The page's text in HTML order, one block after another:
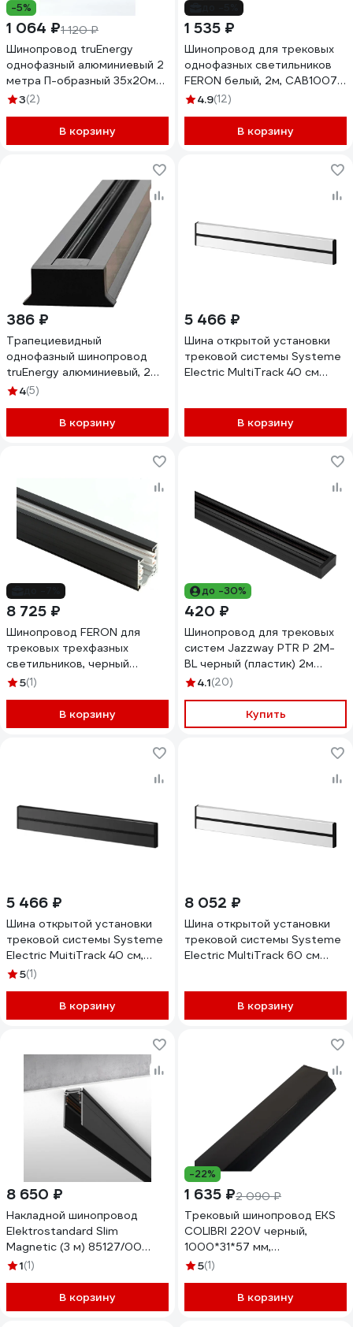
-5%
1 064 ₽1 120 ₽
Шинопровод truEnergy
однофазный алюминиевый 2
метра П-образный 35x20мм
черный 25013
3(2)
В корзину
1 535 ₽
Шинопровод для трековых
однофазных светильников
FERON белый, 2м, CAB1007,
51888
4.9(12)
В корзину
386 ₽
Трапециевидный
однофазный шинопровод
truEnergy алюминиевый, 2
метра, черный 25007
4(5)
В корзину
5 466 ₽
Шина открытой установки
трековой системы Systeme
Electric MultiTrack 40 см
В корзину
8 725 ₽
Шинопровод FERON для
трековых трехфазных
светильников, черный
матовый, 3м, Ш3000-2М
5(1)
В корзину
до -30%
420 ₽
Шинопровод для трековых
систем Jazzway PTR P 2M-
BL черный (пластик) 2м
5052031
4.1(20)
Купить
5 466 ₽
Шина открытой установки
трековой системы Systeme
Electric MuitiTrack 40 см,
Антрацит MTK10004B
5(1)
В корзину
8 052 ₽
Шина открытой установки
трековой системы Systeme
Electric MultiTrack 60 см
В корзину
8 650 ₽
Накладной шинопровод
Elektrostandard Slim
Magnetic (3 м) 85127/00
черный a062324
1(1)
В корзину
-22%
1 635 ₽2 090 ₽
Трековый шинопровод EKS
COLIBRI 220V черный,
1000*31*57 мм,
0У-00001340
5(1)
В корзину